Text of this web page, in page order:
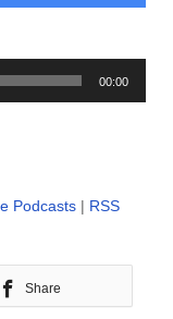
00:00
Podcasts| RSS
Share